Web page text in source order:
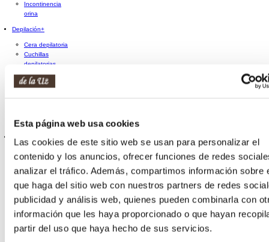
Esta página web usa cookies
Las cookies de este sitio web se usan para personalizar el
contenido y los anuncios, ofrecer funciones de redes
analizar el tráfico. Además, compartimos información sobre
que haga del sitio web con nuestros partners de redes
publicidad y análisis web, quienes pueden combinarla con
información que les haya proporcionado o que hayan
partir del uso que haya hecho de sus servicios.
Incontinencia
orina
Depilación+
Cera depilatoria
Cuchillas
depilatorias
Crema
depilatoria
vello
Limas
Tijeras y
cortaúñas
Herramientas
de manicura y
pedicura
Accesorios de
manicura y
pedicura